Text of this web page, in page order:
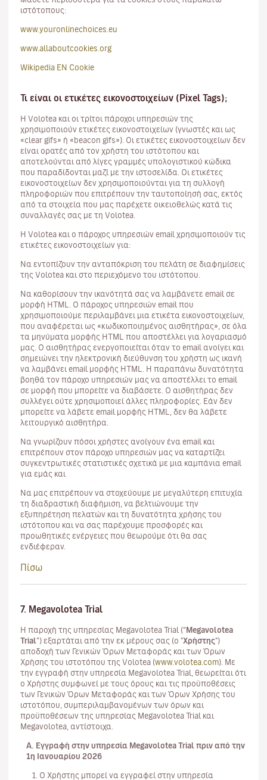
ιστότοπους:
www.youronlinechoices.eu
www.allaboutcookies.org
Wikipedia EN Cookie
Τι είναι οι ετικέτες εικονοστοιχείων (Pixel Tags);
Η Volotea και οι τρίτοι πάροχοι υπηρεσιών της
χρησιμοποιούν ετικέτες εικονοστοιχείων (γνωστές και ως
«clear gifs» ή «beacon gifs»). Οι ετικέτες εικονοστοιχείων δεν
είναι ορατές από τον χρήστη του ιστότοπου και
αποτελούνται από λίγες γραμμές υπολογιστικού κώδικα
που παραδίδονται μαζί με την ιστοσελίδα. Οι ετικέτες
εικονοστοιχείων δεν χρησιμοποιούνται για τη συλλογή
πληροφοριών που επιτρέπουν την ταυτοποίησή σας, εκτός
από τα στοιχεία που μας παρέχετε οικειοθελώς κατά τις
συναλλαγές σας με τη Volotea.
Η Volotea και ο πάροχος υπηρεσιών email χρησιμοποιούν τις
ετικέτες εικονοστοιχείων για:
Να εντοπίζουν την ανταπόκριση του πελάτη σε διαφημίσεις
της Volotea και στο περιεχόμενο του ιστότοπου.
Να καθορίσουν την ικανότητά σας να λαμβάνετε email σε
μορφή HTML. Ο πάροχος υπηρεσιών email που
χρησιμοποιούμε περιλαμβάνει μια ετικέτα εικονοστοιχείων,
που αναφέρεται ως «κωδικοποιημένος αισθητήρας», σε όλα
τα μηνύματα μορφής HTML που αποστέλλει για λογαριασμό
μας. Ο αισθητήρας ενεργοποιείται όταν το email ανοίγει και
σημειώνει την ηλεκτρονική διεύθυνση του χρήστη ως ικανή
να λαμβάνει email μορφής HTML. Η παραπάνω δυνατότητα
βοηθά τον πάροχο υπηρεσιών μας να αποστέλλει το email
σε μορφή που μπορείτε να διαβάσετε. Ο αισθητήρας δεν
συλλέγει ούτε χρησιμοποιεί άλλες πληροφορίες. Εάν δεν
μπορείτε να λάβετε email μορφής HTML, δεν θα λάβετε
λειτουργικό αισθητήρα.
Να γνωρίζουν πόσοι χρήστες ανοίγουν ένα email και
επιτρέπουν στον πάροχο υπηρεσιών μας να καταρτίζει
συγκεντρωτικές στατιστικές σχετικά με μια καμπάνια email
για εμάς και
Να μας επιτρέπουν να στοχεύουμε με μεγαλύτερη επιτυχία
τη διαδραστική διαφήμιση, να βελτιώνουμε την
εξυπηρέτηση πελατών και τη δυνατότητα χρήσης του
ιστότοπου και να σας παρέχουμε προσφορές και
προωθητικές ενέργειες που θεωρούμε ότι θα σας
ενδιέφεραν.
Πίσω
7. Megavolotea Trial
Η παροχή της υπηρεσίας Megavolotea Trial (“ Megavolotea
Trial”) εξαρτάται από την εκ μέρους σας (ο "Χρήστης")
αποδοχή των Γενικών Όρων Μεταφοράς και των Όρων
Χρήσης του ιστοτόπου της Volotea (www.volotea.com). Με
την εγγραφή στην υπηρεσία Megavolotea Trial, θεωρείται ότι
ο Χρήστης συμφωνεί με τους όρους και τις προϋποθέσεις
των Γενικών Όρων Μεταφοράς και των Όρων Χρήσης του
ιστοτόπου, συμπεριλαμβανομένων των όρων και
προϋποθέσεων της υπηρεσίας Megavolotea Trial και
Megavolotea, αντίστοιχα.
Α. Εγγραφή στην υπηρεσία Megavolotea Trial πριν από την
1η Ιανουαρίου 2026
1. Ο Χρήστης μπορεί να εγγραφεί στην υπηρεσία